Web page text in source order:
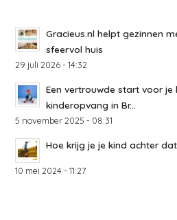
Gracieus.nl helpt gezinnen
sfeervol huis
29 juli 2026 - 14:32
Een vertrouwde start voor je
kinderopvang in Br...
5 november 2025 - 08:31
Hoe krijg je je kind achter
10 mei 2024 - 11:27